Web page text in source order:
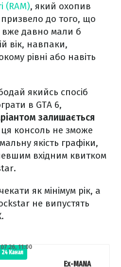
(RAM), який охопив
до того, що
вже давно мали б
вік, навпаки,
рівні або навіть
якийсь спосіб
в GTA 6,
залишається
консоль не зможе
якість графіки,
вхідним квитком
як мінімум рік, а
не випустять
24 Канал
11:00
Ex-MANA